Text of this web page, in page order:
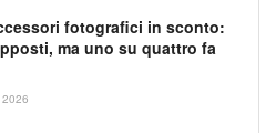
fotografici in sconto:
ma uno su quattro fa